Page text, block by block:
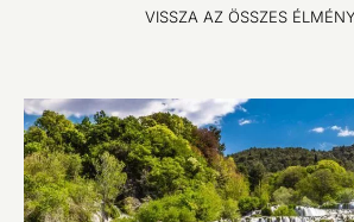
VISSZA AZ ÖSSZES